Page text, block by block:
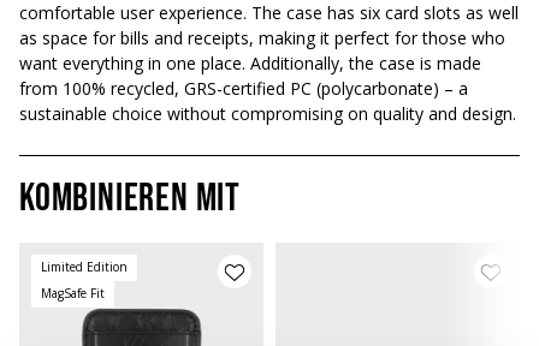
comfortable user experience. The case has six card slots as well
as space for bills and receipts, making it perfect for those who
want everything in one place. Additionally, the case is made
from 100% recycled, GRS-certified PC (polycarbonate) – a
sustainable choice without compromising on quality and design.
Kombinieren mit
Limited Edition
MagSafe Fit